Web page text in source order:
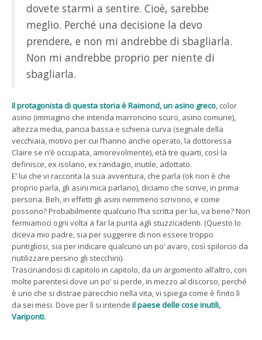
dovete starmi a sentire. Cioè, sarebbe
meglio. Perché una decisione la devo
prendere, e non mi andrebbe di sbagliarla.
Non mi andrebbe proprio per niente di
sbagliarla.
Il protagonista di questa storia è Raimond, un asino greco, color
asino (immagino che intenda marroncino scuro, asino comune),
altezza media, pancia bassa e schiena curva (segnale della
vecchiaia, motivo per cui l’hanno anche operato, la dottoressa
Claire se n’è occupata, amorevolmente), età tre quarti, così la
definisce, ex isolano, ex randagio, inutile, adottato.
E’ lui che vi racconta la sua avventura, che parla (ok non è che
proprio parla, gli asini mica parlano), diciamo che scrive, in prima
persona. Beh, in effetti gli asini nemmeno scrivono, e come
possono? Probabilmente qualcuno l’ha scritta per lui, va bene? Non
fermiamoci ogni volta a far la punta agli stuzzicadenti. (Questo lo
diceva mio padre, sia per suggerire di non essere troppo
puntigliosi, sia per indicare qualcuno un po’ avaro, così spilorcio da
riutilizzare persino gli stecchini).
Trascinandosi di capitolo in capitolo, da un argomento all’altro, con
molte parentesi dove un po’ si perde, in mezzo al discorso, perché
è uno che si distrae parecchio nella vita, vi spiega come è finito lì
da sei mesi. Dove per lì si intende il paese delle cose inutili,
Variponti.